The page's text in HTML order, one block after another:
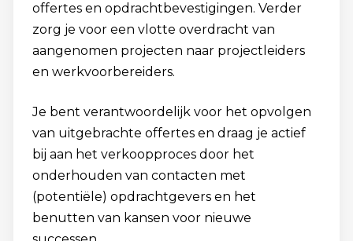
offertes en opdrachtbevestigingen. Verder
zorg je voor een vlotte overdracht van
aangenomen projecten naar projectleiders
en werkvoorbereiders.
Je bent verantwoordelijk voor het opvolgen
van uitgebrachte offertes en draag je actief
bij aan het verkoopproces door het
onderhouden van contacten met
(potentiële) opdrachtgevers en het
benutten van kansen voor nieuwe